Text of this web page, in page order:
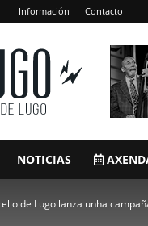
Información Contacto
NOTICIAS
de Lugo lanza unha